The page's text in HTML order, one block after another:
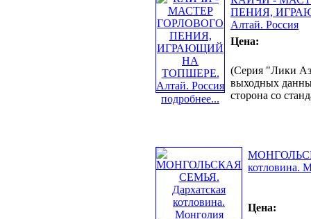
подробнее...
ПЕНИЯ,
Алтай. Россия
Цена:
(Серия "Лики
выходных
сторона со
котловина.
Цена: